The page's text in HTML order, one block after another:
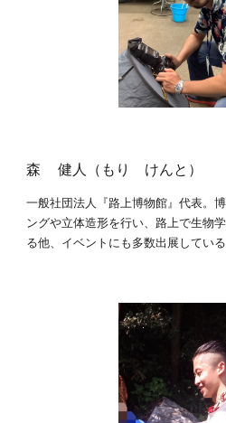
森 健人（もり けんと）
一般社団法人『路上博物館』代表。
ングや立体造形を行い、路上で生物
る他、イベントにも多数出展している